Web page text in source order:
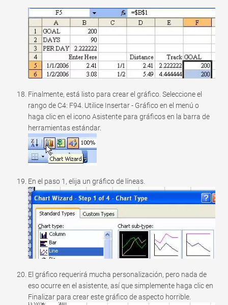
Finalmente, está listo para crear el gráfico. Seleccione el
rango de C4: F94. Utilice Insertar - Gráfico en el menú o
haga clic en el icono Asistente para gráficos en la barra de
herramientas estándar.
En el paso 1, elija un gráfico de líneas.
El gráfico requerirá mucha personalización, pero nada de
eso ocurre en el asistente, así que simplemente haga clic en
Finalizar para crear este gráfico de aspecto horrible.